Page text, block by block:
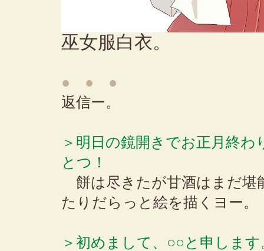
巫女服白衣。
● ● ●
返信ー。
＞明日の鏡開きでお正月終
とつ！
餅は尽きたが甘酒はまだ
たりだらっと絵を描くヨー。
＞初めまして、○○と申します